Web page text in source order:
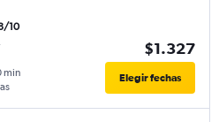
10
min
$1.327
Elegir fechas